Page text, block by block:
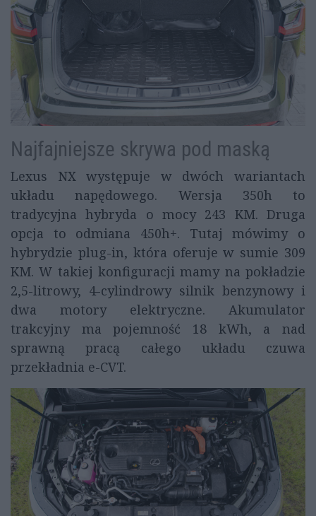
Najfajniejsze skrywa pod maską
Lexus NX występuje w dwóch wariantach
układu napędowego. Wersja 350h to
tradycyjna hybryda o mocy 243 KM. Druga
opcja to odmiana 450h+. Tutaj mówimy o
hybrydzie plug-in, która oferuje w sumie 309
KM. W takiej konfiguracji mamy na pokładzie
2,5-litrowy, 4-cylindrowy silnik benzynowy i
dwa motory elektryczne. Akumulator
trakcyjny ma pojemność 18 kWh, a nad
sprawną pracą całego układu czuwa
przekładnia e-CVT.